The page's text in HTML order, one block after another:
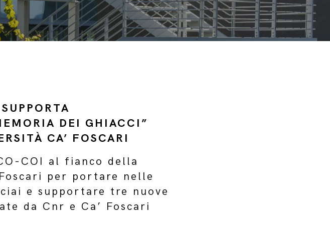
DEI GHIACCI”
CA’ FOSCARI
COI al fianco della
per portare nelle
e supportare tre nuove
da Cnr e Ca’ Foscari